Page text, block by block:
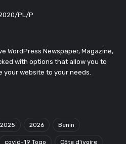
PL/P
WordPress Newspaper, Magazine,
with options that allow you to
your website to your needs.
2025 2026 Benin
covid-19 Togo Côte d'ivoire